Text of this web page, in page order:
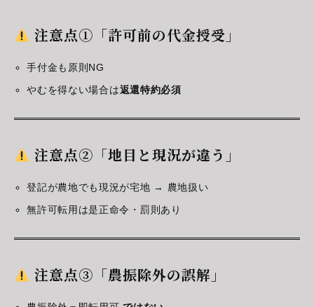
注意点①「許可前の代金授受」
手付金も原則NG
やむを得ない場合は返還特約必須
注意点②「地目と現況が違う」
登記が農地でも現況が宅地 → 農地扱い
無許可転用は是正命令・罰則あり
注意点③「農振除外の誤解」